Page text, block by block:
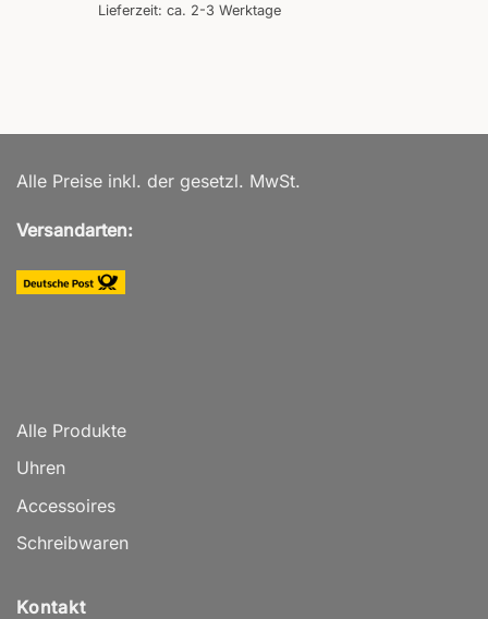
Lieferzeit: ca. 2-3 Werktage
Alle Preise inkl. der gesetzl. MwSt.
Versandarten:
Alle Produkte
Uhren
Accessoires
Schreibwaren
Kontakt